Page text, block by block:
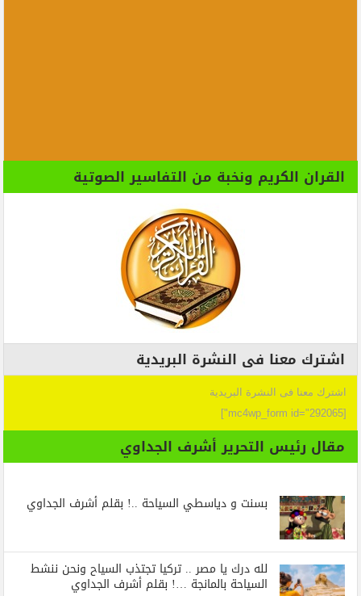
القران الكريم ونخبة من التفاسير الصوتية
اشترك معنا فى النشرة البريدية
اشترك معنا فى النشرة البريدية
[mc4wp_form id="292065"]
مقال رئيس التحرير أشرف الجداوي
بسنت و دياسطي السياحة ..! بقلم أشرف الجداوي
لله درك يا مصر .. تركيا تجتذب السياح ونحن ننشط
السياحة بالمانجة …! بقلم أشرف الجداوي